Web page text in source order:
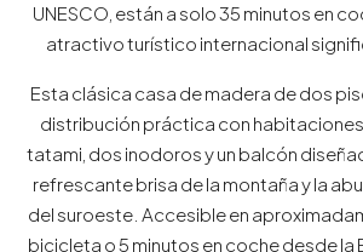
UNESCO, están a solo 35 minutos en
atractivo turístico internacional
Esta clásica casa de madera de dos
distribución práctica con
tatami, dos inodoros y un balcón
refrescante brisa de la montaña y la
del suroeste. Accesible en
bicicleta o 5 minutos en coche desde la